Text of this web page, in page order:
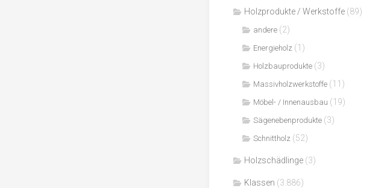
Holzprodukte / Werkstoffe (89)
andere (2)
Energieholz (1)
Holzbauprodukte (3)
Massivholzwerkstoffe (11)
Möbel- / Innenausbau (19)
Sägenebenprodukte (3)
Schnittholz (52)
Holzschädlinge (3)
Klassen (3.886)